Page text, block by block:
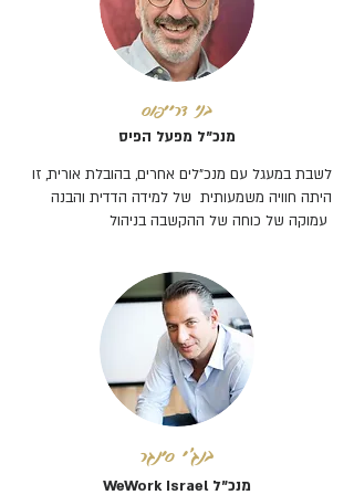
בני דרייפוס
מנכ"ל מפעל הפיס
לשבת במעגל עם מנכ"לים אחרים, בהובלת אורית, זו
היתה חוויה משמעותית של למידה הדדית והבנה
בנג'י סינגר
מנכ"ל WeWork Israel